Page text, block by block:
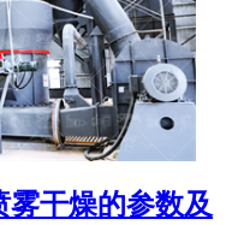
干燥的参数及